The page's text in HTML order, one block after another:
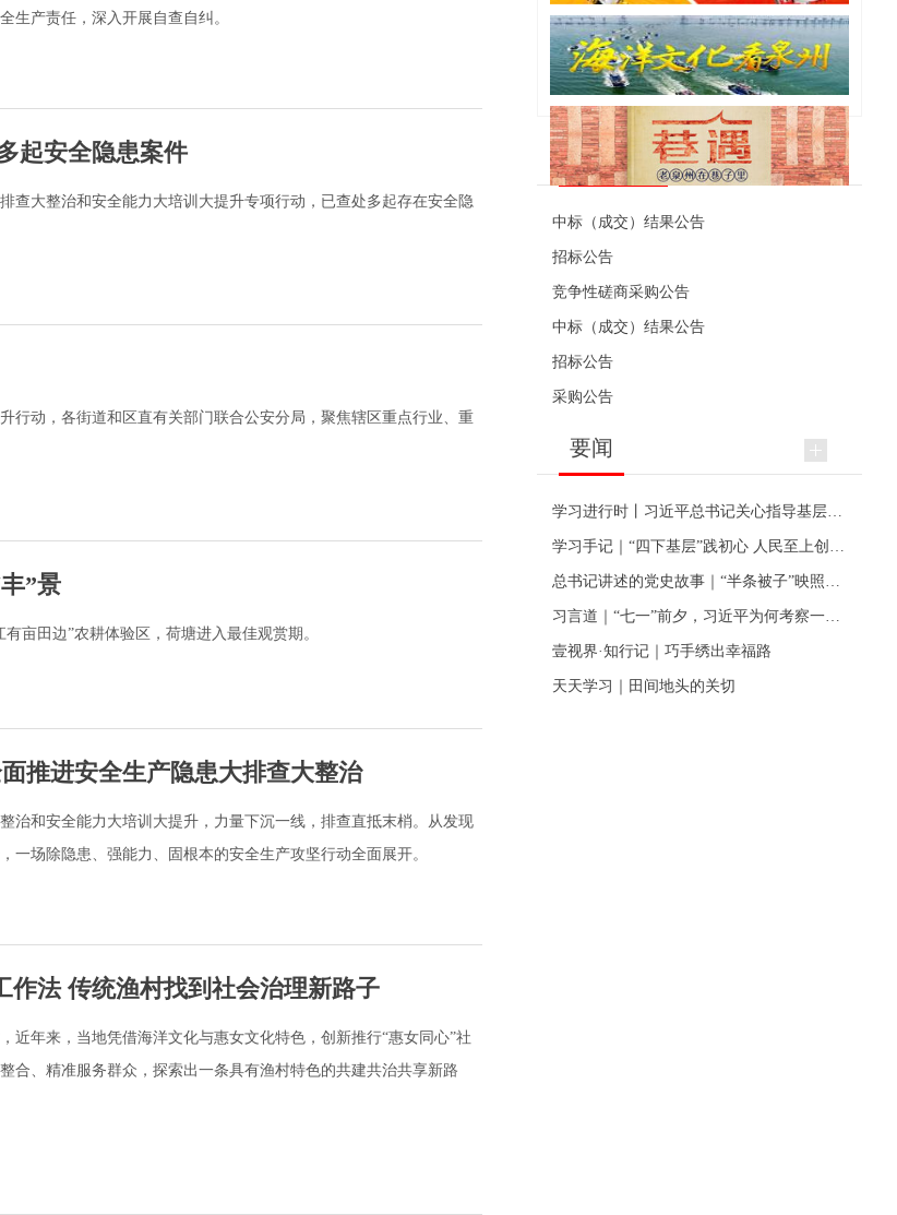
生产责任，深入开展自查自纠。
起安全隐患案件
查大整治和安全能力大培训大提升专项行动，已查处多起存在安全隐
行动，各街道和区直有关部门联合公安分局，聚焦辖区重点行业、重
”景
亩田边”农耕体验区，荷塘进入最佳观赏期。
推进安全生产隐患大排查大整治
治和安全能力大培训大提升，力量下沉一线，排查直抵末梢。从发现
一场除隐患、强能力、固根本的安全生产攻坚行动全面展开。
作法 传统渔村找到社会治理新路子
年来，当地凭借海洋文化与惠女文化特色，创新推行“惠女同心”社
合、精准服务群众，探索出一条具有渔村特色的共建共治共享新路
便民资讯
中标（成交）结果公告
招标公告
竞争性磋商采购公告
中标（成交）结果公告
招标公告
采购公告
要闻
壹视界·知行记｜巧手绣出幸福路
天天学习｜田间地头的关切